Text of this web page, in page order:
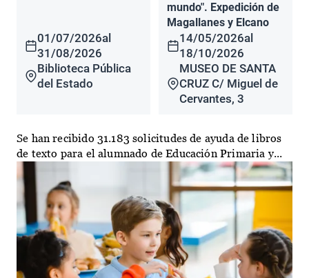
01/07/2026al
31/08/2026
Biblioteca Pública
del Estado
mundo". Expedición de
Magallanes y Elcano
14/05/2026al
18/10/2026
MUSEO DE SANTA
CRUZ C/ Miguel de
Cervantes, 3
Se han recibido 31.183 solicitudes de ayuda de libros
de texto para el alumnado de Educación Primaria y...